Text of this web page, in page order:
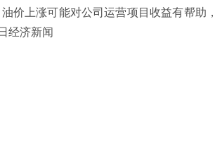
价上涨可能对公司运营项目收益有帮
经济新闻